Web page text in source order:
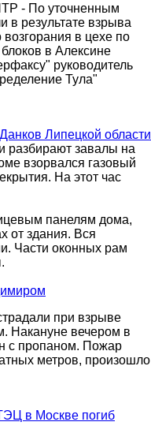
- По уточненным
в результате взрыва
в цехе по
в Алексине
руководитель
Тула"
Липецкой области
разбирают завалы на
взорвался газовый
На этот час
панелям дома,
от здания. Вся
Части оконных рам
при взрыве
Накануне вечером в
с пропаном. Пожар
метров, произошло
в Москве погиб